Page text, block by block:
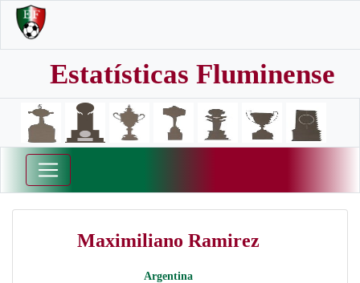
Estatísticas Fluminense
Maximiliano Ramirez
Argentina